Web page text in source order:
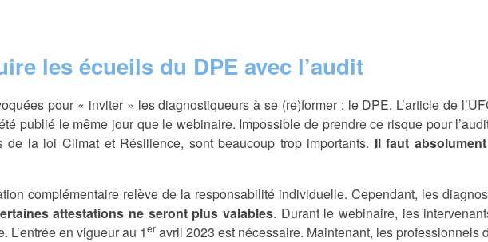
les écueils du DPE avec l’audit
pour « inviter » les diagnostiqueurs à se (re)former : le DPE. L’article de
publié le même jour que le webinaire. Impossible de prendre ce risque pour
de la loi Climat et Résilience, sont beaucoup trop importants. Il faut
complémentaire relève de la responsabilité individuelle. Cependant, les
attestations ne seront plus valables. Durant le webinaire, les
L’entrée en vigueur au 1er avril 2023 est nécessaire. Maintenant, les professionnels